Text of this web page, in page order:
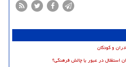
و کودکان
استقلال در عبور یا چالش فرهنگی؟